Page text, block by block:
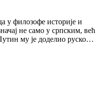
филозофе историје и
не само у српским, већ
му је доделио руско…